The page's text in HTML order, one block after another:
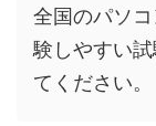
全国のパソ
験しやすい
てください。